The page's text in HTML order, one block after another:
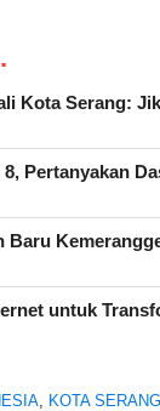
Kota Serang:
Pertanyakan
Baru
untuk
, KOTA SERANG